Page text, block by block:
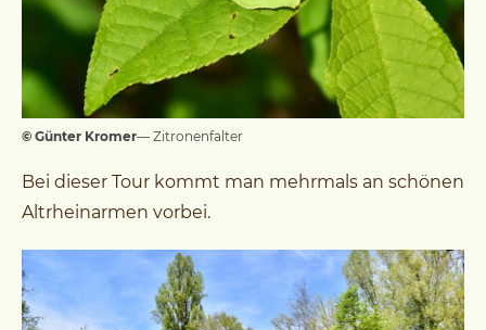
© Günter Kromer— Zitronenfalter
Bei dieser Tour kommt man mehrmals an schönen
Altrheinarmen vorbei.